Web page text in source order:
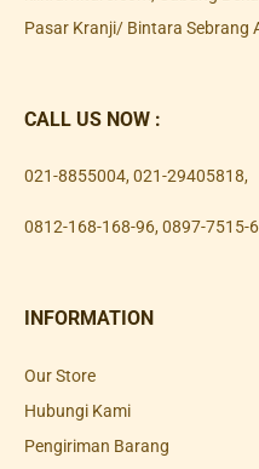
Pasar Kranji/ Bintara Sebrang
CALL US NOW :
021-8855004, 021-29405818,
0812-168-168-96, 0897-7515-
INFORMATION
Our Store
Hubungi Kami
Pengiriman Barang